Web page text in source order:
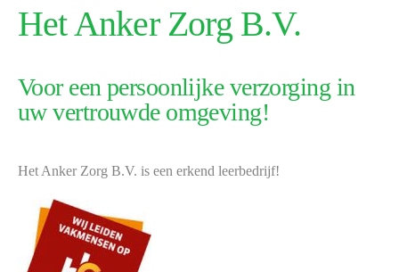
Het Anker Zorg B.V.
Voor een persoonlijke verzorging in
uw vertrouwde omgeving!
Het Anker Zorg B.V. is een erkend leerbedrijf!